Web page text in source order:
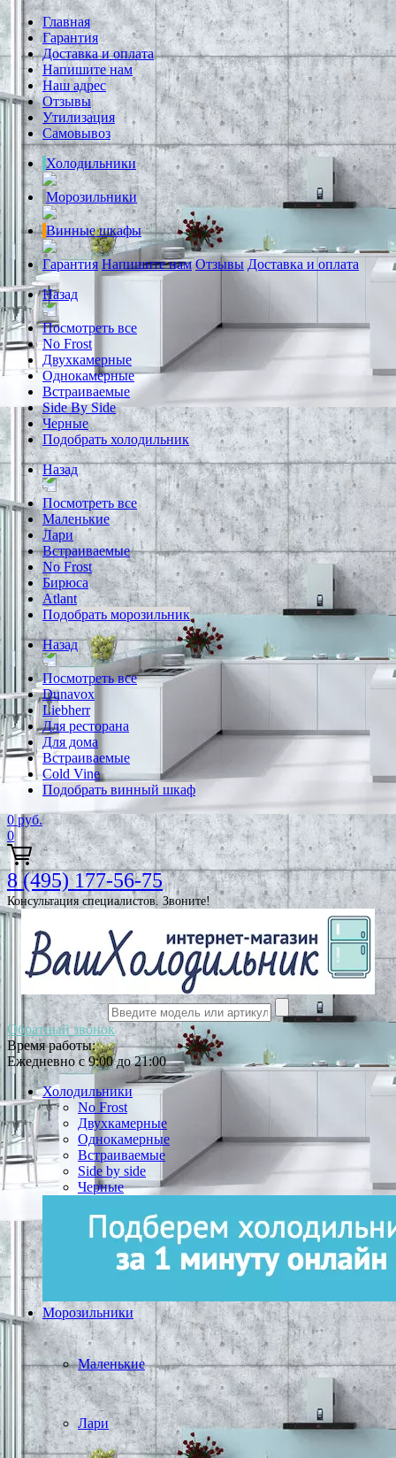
Главная
Гарантия
Доставка и оплата
Напишите нам
Наш адрес
Отзывы
Утилизация
Самовывоз
Холодильники
Морозильники
Винные шкафы
Гарантия Напишите нам Отзывы Доставка и оплата
Назад
Посмотреть все
No Frost
Двухкамерные
Однокамерные
Встраиваемые
Side By Side
Черные
Подобрать холодильник
Назад
Посмотреть все
Маленькие
Лари
Встраиваемые
No Frost
Бирюса
Atlant
Подобрать морозильник
Назад
Посмотреть все
Dunavox
Liebherr
Для ресторана
Для дома
Встраиваемые
Cold Vine
Подобрать винный шкаф
0 руб.
0
8 (495) 177-56-75
Консультация специалистов. Звоните!
Обратный звонок
Время работы:
Ежедневно с 9:00 до 21:00
Холодильники
No Frost
Двухкамерные
Однокамерные
Встраиваемые
Side by side
Черные
Морозильники
Маленькие
Лари